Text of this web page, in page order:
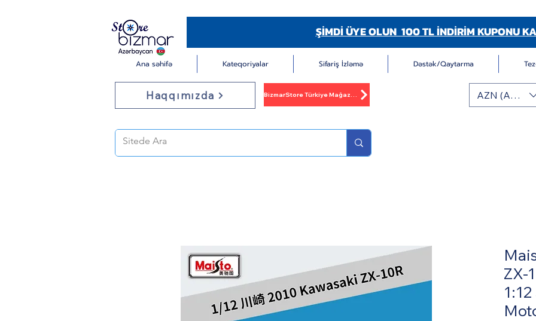
ŞİMDİ ÜYE OLUN 100 TL İNDİRİM KUPONU
Ana səhifə Kateqoriyalar Sifariş İzləmə Dəstək/Qaytarma
Haqqımızda BizmarStore Türkiye Mağazası AZN (AZN)
ZX-